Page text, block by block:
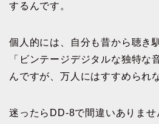
するんです。
個人的には、自分も昔から聴き
「ビンテージデジタルな独特な
んですが、万人にはすすめられ
迷ったらDD-8で間違いありま